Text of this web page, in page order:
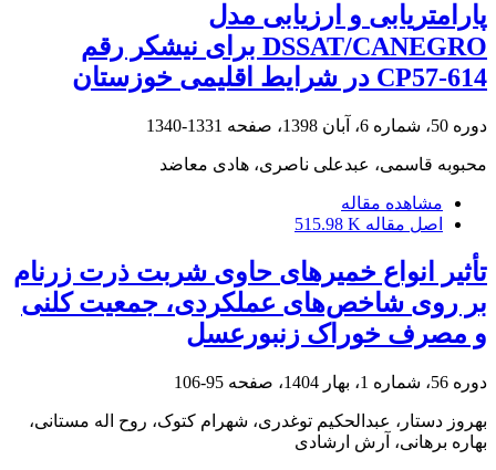
پارامتریابی و ارزیابی مدل
DSSAT/CANEGRO برای نیشکر رقم
CP57-614 در شرایط اقلیمی خوزستان
دوره 50، شماره 6، آبان 1398، صفحه 1331-1340
محبوبه قاسمی، عبدعلی ناصری، هادی معاضد
مشاهده مقاله
اصل مقاله 515.98 K
تأثیر انواع خمیرهای حاوی شربت ذرت زرنام
بر روی شاخص‌های عملکردی، جمعیت کلنی
و مصرف خوراک زنبورعسل
دوره 56، شماره 1، بهار 1404، صفحه 95-106
بهروز دستار، عبدالحکیم توغدری، شهرام کتوک، روح اله مستانی،
بهاره برهانی، آرش ارشادی